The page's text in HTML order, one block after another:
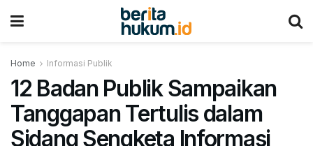
Home Informasi Publik
12 Badan Publik Sampaikan
Tanggapan Tertulis dalam
Sidang Sengketa Informasi